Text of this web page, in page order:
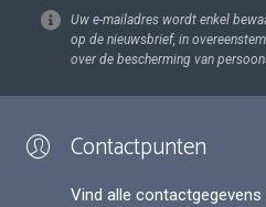
Uw e-mailadres wordt enkel
op de nieuwsbrief, in
over de bescherming van
Contactpunten
Vind alle